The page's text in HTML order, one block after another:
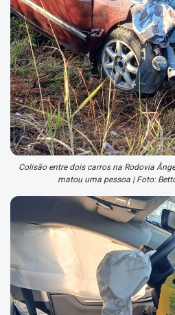
Colisão entre dois carros na Rodovia
matou uma pessoa | Foto: